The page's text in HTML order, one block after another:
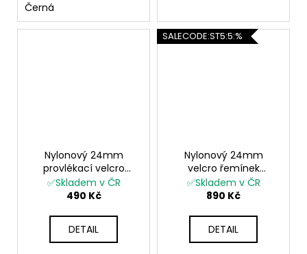
Černá
Nylonový 24mm
provlékací velcro
suchý Garmin Venu X1
pratelný řemínek
9 černý modrý
červený
✅Skladem v ČR
490 Kč
DETAIL
SALECODE:ST5:5:%
Nylonový 24mm
velcro řemínek
Garmin Venu X1
suunto 7 suunto 9
✅Skladem v ČR
890 Kč
DETAIL